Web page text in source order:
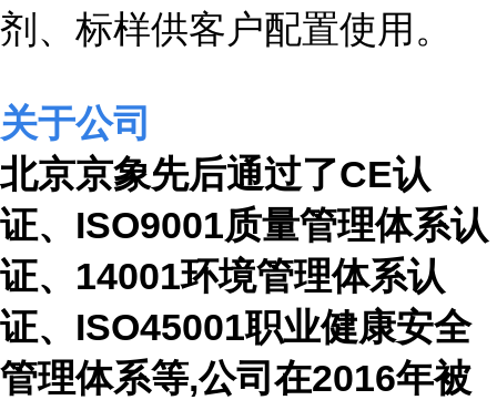
剂、标样供客户配置使用。
关于公司
北京京象先后通过了CE认
证、 ISO9001质量管理体系认
证、 14001环境管理体系认
证、 ISO45001职业健康安全
管理体系等,公司在2016年被